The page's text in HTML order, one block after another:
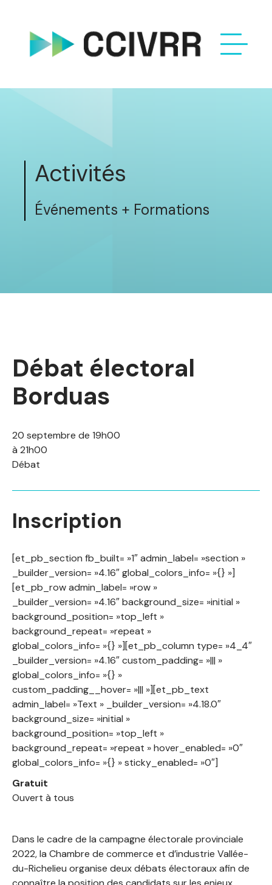
Activités
Événements + Formations
Débat électoral
Borduas
20 septembre de 19h00
à 21h00
Débat
Inscription
[et_pb_section fb_built= »1″ admin_label= »section »
_builder_version= »4.16″ global_colors_info= »{} »]
[et_pb_row admin_label= »row »
_builder_version= »4.16″ background_size= »initial »
background_position= »top_left »
background_repeat= »repeat »
global_colors_info= »{} »][et_pb_column type= »4_4″
_builder_version= »4.16″ custom_padding= »||| »
global_colors_info= »{} »
custom_padding__hover= »||| »][et_pb_text
admin_label= »Text » _builder_version= »4.18.0″
background_size= »initial »
background_position= »top_left »
background_repeat= »repeat » hover_enabled= »0″
global_colors_info= »{} » sticky_enabled= »0″]
Gratuit
Ouvert à tous
Dans le cadre de la campagne électorale provinciale
2022, la Chambre de commerce et d’industrie Vallée-
du-Richelieu organise deux débats électoraux afin de